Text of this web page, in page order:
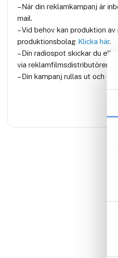
– När din reklamkampanj är
mail.
– Vid behov kan produktion
produktionsbolag Klicka här.
– Din radiospot skickar du
via reklamfilmsdistributören
– Din kampanj rullas ut och